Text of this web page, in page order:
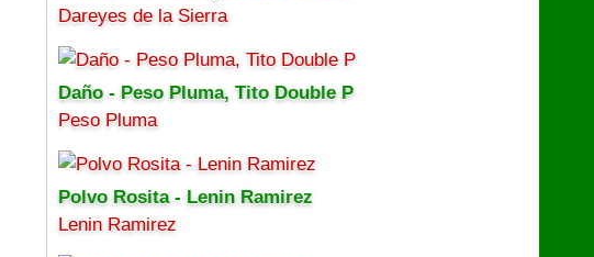
Dareyes de la Sierra
Daño - Peso Pluma, Tito Double P
Peso Pluma
Polvo Rosita - Lenin Ramirez
Lenin Ramirez